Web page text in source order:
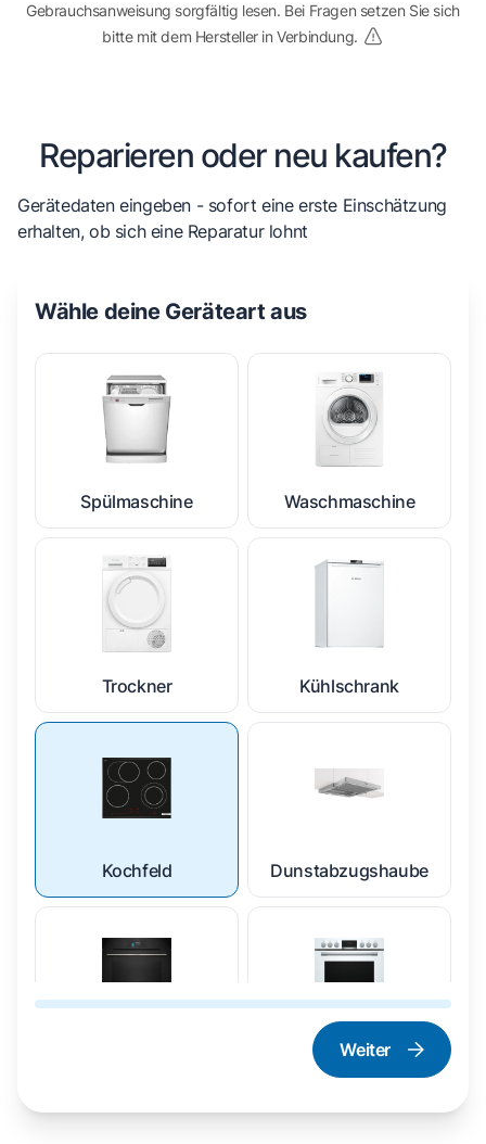
Gebrauchsanweisung sorgfältig lesen. Bei Fragen setzen Sie sich
bitte mit dem Hersteller in Verbindung.
Reparieren oder neu kaufen?
Gerätedaten eingeben - sofort eine erste Einschätzung
erhalten, ob sich eine Reparatur lohnt
Wähle deine Geräteart aus
Spülmaschine Waschmaschine
Trockner Kühlschrank
Kochfeld Dunstabzugshaube
Herd und Backofen
Weiter